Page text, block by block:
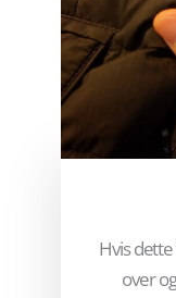
Hvis
over